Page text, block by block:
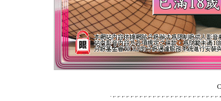
. ,. ,. ,. ,. ,. ,. ,. ,. ,. ,. ,. ,. ,. ,. ,. ,. ,. ,. ,. ,. ,. ,. ,. ,. ,